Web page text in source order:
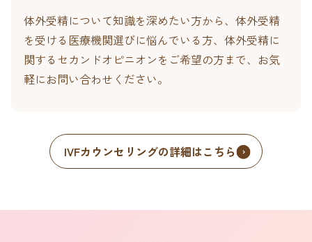
体外受精について知識を深めたい方から、体外受精
を受ける医療機関選びに悩んでいる方、体外受精に
関するセカンドオピニオンをご希望の方まで、お気
軽にお問い合わせください。
IVFカウンセリングの詳細はこちら